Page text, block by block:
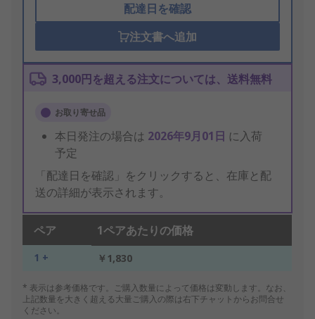
配達日を確認
注文書へ追加
3,000円を超える注文については、送料無料
お取り寄せ品
本日発注の場合は 2026年9月01日 に入荷
予定
「配達日を確認」をクリックすると、在庫と配
送の詳細が表示されます。
ペア 1ペアあたりの価格
1 + ￥1,830
* 表示は参考価格です。ご購入数量によって価格は変動します。なお、
上記数量を大きく超える大量ご購入の際は右下チャットからお問合せ
ください。